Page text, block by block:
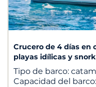
Crucero de 4 días en
playas idílicas y
Tipo de barco:
Capacidad del barco: